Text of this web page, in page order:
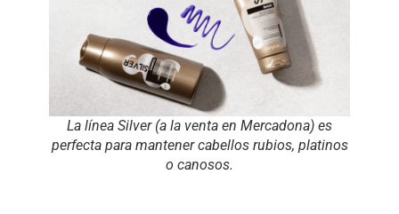
La línea Silver (a la venta en Mercadona) es
perfecta para mantener cabellos rubios, platinos
o canosos.